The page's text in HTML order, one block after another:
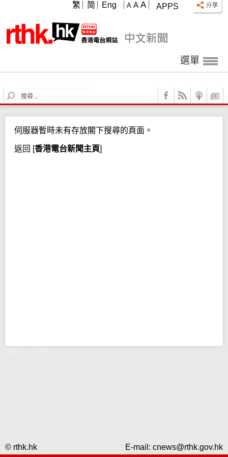
APPS
A A A
繁 简 Eng
選單
S
e
c
h
伺服器暫時未有存放閣下搜尋的頁面。
返回 [香港電台新聞主頁]
© rthk.hk E-mail: cnews@rthk.gov.hk